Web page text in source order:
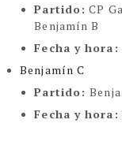
Partido: CP
Benjamín B
Fecha y hora:
Benjamín C
Partido:
Fecha y hora: